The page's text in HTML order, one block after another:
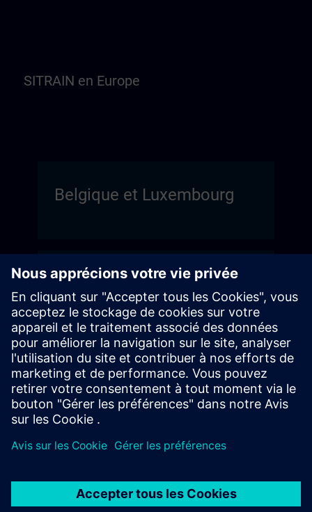
SITRAIN en Europe
Belgique et Luxembourg
France
Suisse & Liechtenstein